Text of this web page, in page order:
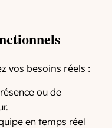
vos besoins réels :
ou de
en temps réel